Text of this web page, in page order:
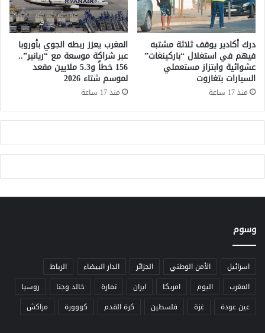
6
ه
ـ
ب
ق
ي
م
ة
3
ه
ا
2
0
2
5
:
م
ن
ص
د
ل
ي
ل
ي
ز
درك أكادير يوقف ثلاثة مشتبه
فيهم في استغلال “باركينغات”
عشوائية وابتزاز مستعملي
السيارات بتغازوت
منذ 17 ساعة
المغرب يعزز ربطه الجوي بأوروبا
عبر شراكة موسعة مع “ريانير”..
156 خطاً و5.3 ملايين مقعد
لموسم شتاء 2026
منذ 17 ساعة
وسوم
اسرائيل الأمن الوطني الجزائر الدار البيضاء
الرباط
المغرب
اليوم امريكا ايران تمارة خالد وجنا
روسيا
عين عودة
غزة فلسطين كرة القدم كووورة مراكش